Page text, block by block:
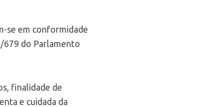
se em conformidade
679 do Parlamento
finalidade de
e cuidada da